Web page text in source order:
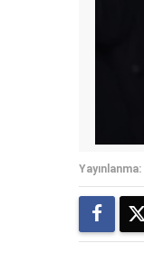
Yayınlanma: